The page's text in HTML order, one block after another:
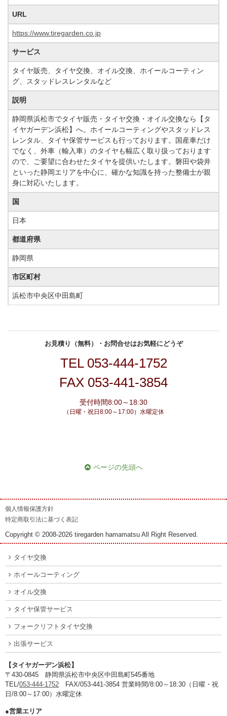
URL
https://www.tiregarden.co.jp
サービス
タイヤ販売、タイヤ交換、オイル交換、ホイールコーティン
グ、スタッドレスレンタルなど
説明
静岡県浜松市でタイヤ販売・タイヤ交換・オイル交換なら【タ
イヤガーデン浜松】へ。ホイールコーティングやスタッドレス
レンタル、タイヤ保管サービスも行っております。国産車だけ
でなく、外車（輸入車）のタイヤも幅広く取り扱っております
ので、ご要望に合わせたタイヤを提供いたします。磐田や袋井
といった静岡エリアを中心に、確かな知識を持った整備士が親
身に対応いたします。
国
日本
都道府県
静岡県
市区町村
浜松市中央区中田島町
お見積り（無料）・お問合せはお気軽にどうぞ
TEL 053-444-1752
FAX 053-441-3854
受付時間8:00～18:30
（日曜・祝日8:00～17:00）水曜定休
ページの先頭へ
個人情報保護方針
特定商取引法に基づく表記
Copyright © 2008-2026 tiregarden hamamatsu All Right Reserved.
タイヤ交換
ホイールコーティング
オイル交換
タイヤ保管サービス
フォークリフトタイヤ交換
出張サービス
【タイヤガーデン浜松】
〒430-0845 静岡県浜松市中央区中田島町545番地
TEL/053-444-1752 FAX/053-441-3854 営業時間/8:00～18:30（日曜・祝
日/8:00～17:00）水曜定休
●営業エリア